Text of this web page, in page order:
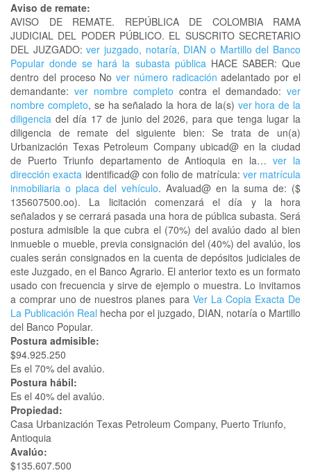
Aviso de remate:
AVISO DE REMATE. REPÚBLICA DE COLOMBIA RAMA
JUDICIAL DEL PODER PÚBLICO. EL SUSCRITO SECRETARIO
DEL JUZGADO: ver juzgado, notaría, DIAN o Martillo del Banco
Popular donde se hará la subasta públicaHACE SABER: Que
dentro del proceso Nover número radicación adelantado por el
demandante: ver nombre completo contra el demandado: ver
nombre completo, se ha señalado la hora de la(s) ver hora de la
diligencia del día 17 de junio del 2026, para que tenga lugar la
diligencia de remate del siguiente bien: Se trata de un(a)
Urbanización Texas Petroleum Company ubicad@ en la ciudad
de Puerto Triunfo departamento de Antioquia en la…ver la
dirección exacta identificad@ con folio de matrícula: ver matrícula
inmobiliaria o placa del vehículo. Avaluad@ en la suma de: ($
135607500.oo). La licitación comenzará el día y la hora
señalados y se cerrará pasada una hora de pública subasta. Será
postura admisible la que cubra el (70%) del avalúo dado al bien
inmueble o mueble, previa consignación del (40%) del avalúo, los
cuales serán consignados en la cuenta de depósitos judiciales de
este Juzgado, en el Banco Agrario. El anterior texto es un formato
usado con frecuencia y sirve de ejemplo o muestra. Lo invitamos
a comprar uno de nuestros planes para Ver La Copia Exacta De
La Publicación Real hecha por el juzgado, DIAN, notaría o Martillo
del Banco Popular.
Postura admisible:
$94.925.250
Es el 70% del avalúo.
Postura hábil:
Es el 40% del avalúo.
Propiedad:
Casa Urbanización Texas Petroleum Company, Puerto Triunfo,
Antioquia
Avalúo:
$135.607.500